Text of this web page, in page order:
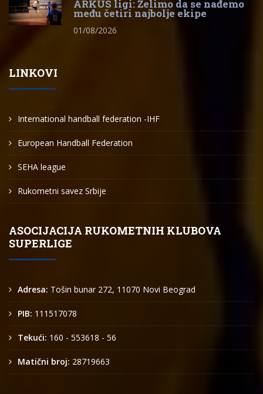
ARKUS ligi: Želimo da se nađemo
među četiri najbolje ekipe
01/08/2026
LINKOVI
International handball federation -IHF
European Handball Federation
SEHA league
Rukometni savez Srbije
ASOCIJACIJA RUKOMETNIH KLUBOVA
SUPERLIGE
Adresa: Tošin bunar 272, 11070 Novi Beograd
PIB: 111517078
Tekući: 160 - 553618 - 56
Matični broj: 28719663